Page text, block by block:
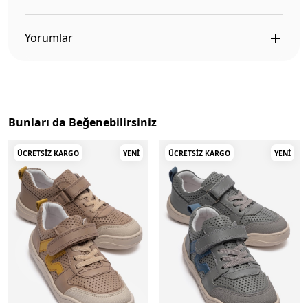
Yorumlar
Bunları da Beğenebilirsiniz
ÜCRETSIZ KARGO YENI ÜCRETSIZ KARGO YENI